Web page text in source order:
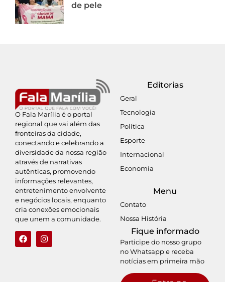
de pele
O Fala Marília é o portal
regional que vai além das
fronteiras da cidade,
conectando e celebrando a
diversidade da nossa região
através de narrativas
autênticas, promovendo
informações relevantes,
entretenimento envolvente
e negócios locais, enquanto
cria conexões emocionais
que unem a comunidade.
Editorias
Geral
Tecnologia
Política
Esporte
Internacional
Economia
Menu
Contato
Nossa História
Fique informado
Participe do nosso grupo
no Whatsapp e receba
notícias em primeira mão